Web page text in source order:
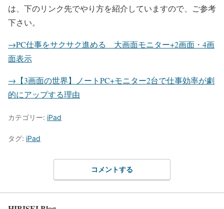
は、下のリンク先でやり方を紹介していますので、ご参考
下さい。
→PC仕事をサクサク進める 大画面モニター+2画面・4画
面表示
→【3画面の世界】ノートPC+モニター2台で仕事効率が劇
的にアップする理由
カテゴリー: iPad
タグ: iPad
コメントする